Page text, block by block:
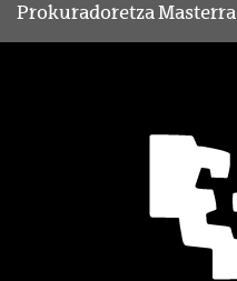
Prokuradoretza Masterra